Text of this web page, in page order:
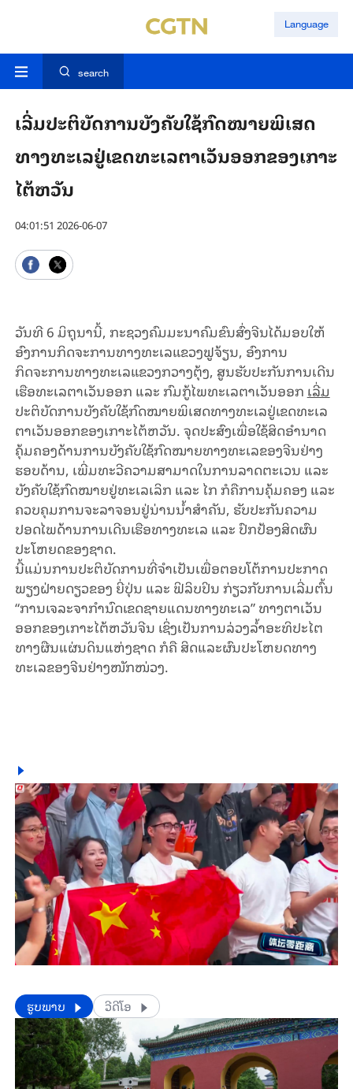
Language
search
ເລີ່ມປະຕິບັດການບັງ​ຄັບ​ໃຊ້ກົດໝາຍພິເສດ
ທາງທະເລຢູ່​ເຂດທະເລຕາເວັນອອກຂອງ​ເກາະ
ໄຕ້ຫວັນ
04:01:51 2026-06-07
ວັນທີ 6 ມິຖຸນານີ້, ກະຊວງຄົມມະນາຄົມຂົນສົ່ງຈີນໄດ້ມອບໃຫ້
ອົງການກິດຈະການທາງທະເລແຂວງຟູຈ້ຽນ, ອົງການ
ກິດຈະການທາງທະເລແຂວງກວາງຕຸ້ງ, ສູນຮັບປະກັນການເດີນ
ເຮືອທະເລຕາເວັນອອກ ແລະ ກົມກູ້ໄພທະເລຕາເວັນອອກ ເລີ່ມ
ປະຕິບັດການ​ບັງ​ຄັບ​ໃຊ້ກົດໝາຍພິເສດທາງທະເລຢູ່ເຂດທະເລ
ຕາເວັນອອກຂອງ​ເກາະໄ​ຕ້ຫວັນ. ຈຸດປະສົງເພື່ອໃຊ້ສິດອໍານາດ
ຄຸ້ມຄອງດ້ານການ​ບັງ​ຄັບ​ໃຊ້ກົດໝາຍທາງທະເລຂອງຈີນຢ່າງ
ຮອບດ້ານ, ເພີ່ມທະວີຄວາມສາມາດໃນການລາດຕະເວນ ແລະ
ບັງ​ຄັບ​ໃຊ້ກົດ​ໝາຍຢູ່ທະເລເລິກ ແລະ ໄກ ກໍຄືການຄຸ້ມຄອງ ແລະ
ຄວບຄຸມການຈະລາຈອນຢູ່ນ່ານນ້ຳສຳຄັນ, ຮັບປະກັນຄວາມ
ປອດໄພດ້ານການເດີນເຮືອທາງ​ທະ​ເລ ແລະ ປົກປ້ອງສິດຜົນ
ປະໂຫຍດຂອງຊາດ.
ນີ້ແມ່ນການ​ປະ​ຕິ​ບັດ​ການທີ່ຈຳເປັນເພື່ອຕອບໂຕ້ການປະກາດ
ພຽງຝ່າຍດຽວຂອງ ຍີ່ປຸ່ນ ແລະ ຟິ​ລິບ​ປິນ ກ່ຽວ​ກັບ​ການເລີ່ມຕົ້ນ
“ການເຈລະຈາກຳນົດ​ເຂດຊາຍ​ແດນທາງທະເລ” ທາງຕາເວັນ
ອອກຂອງເກາະໄຕ້ຫວັນຈີນ ເຊິ່ງເປັນການລ່ວງ​ລ້ຳອະທິປະໄຕ
ທາງ​ຜືນ​ແຜ່ນ​ດິນ​ແຫ່ງ​ຊາດ ​ກໍ​ຄື ສິດແລະຜົນ​ປະ​ໂຫຍດທາງ
ທະເລຂອງຈີນຢ່າງໜັກໜ່ວງ.
​​ຮູບພາບ ວີດີໂອ